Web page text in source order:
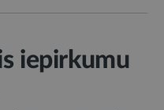
iepirkumu